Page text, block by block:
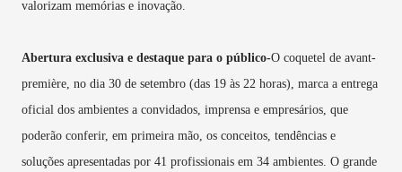
valorizam memórias e inovação.
Abertura exclusiva e destaque para o público-O coquetel de avant-
première, no dia 30 de setembro (das 19 às 22 horas), marca a entrega
oficial dos ambientes a convidados, imprensa e empresários, que
poderão conferir, em primeira mão, os conceitos, tendências e
soluções apresentadas por 41 profissionais em 34 ambientes. O grande